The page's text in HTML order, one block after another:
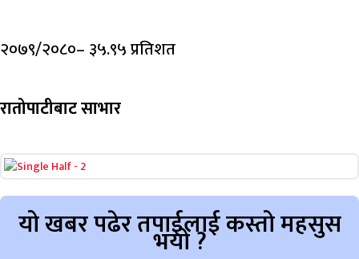
२०७९/२०८०– ३५.९५ प्रतिशत
रातोपाटीबाट साभार
यो खबर पढेर तपाईलाई कस्तो महसुस
भयो ?